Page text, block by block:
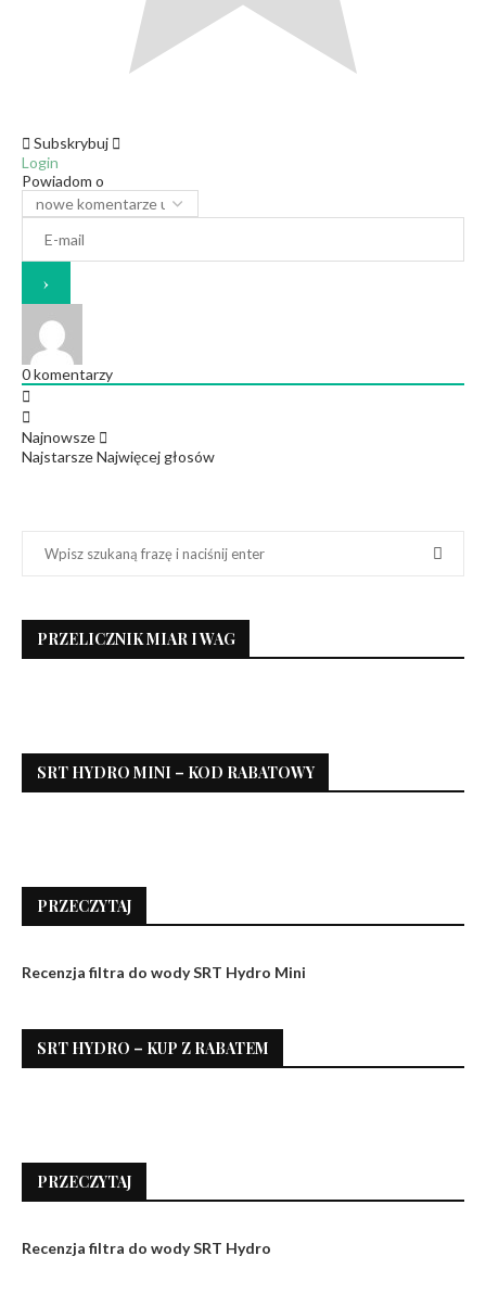
Subskrybuj
Login
Powiadom o
0komentarzy
Najnowsze
NajstarszeNajwięcej głosów
PRZELICZNIK MIAR I WAG
SRT HYDRO MINI – KOD RABATOWY
PRZECZYTAJ
Recenzja filtra do wody SRT Hydro Mini
SRT HYDRO – KUP Z RABATEM
PRZECZYTAJ
Recenzja filtra do wody SRT Hydro